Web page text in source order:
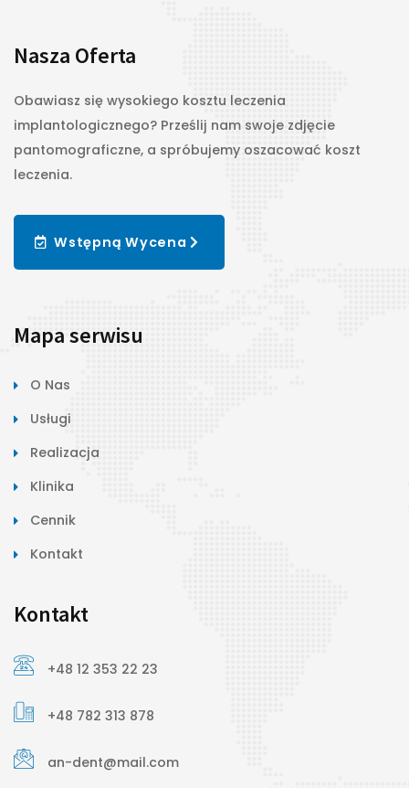
Nasza Oferta
Obawiasz się wysokiego kosztu leczenia
implantologicznego? Prześlij nam swoje zdjęcie
pantomograficzne, a spróbujemy oszacować koszt
leczenia.
Wstępną Wycena
Mapa serwisu
O Nas
Usługi
Realizacja
Klinika
Cennik
Kontakt
Kontakt
+48 12 353 22 23
+48 782 313 878
an-dent@mail.com